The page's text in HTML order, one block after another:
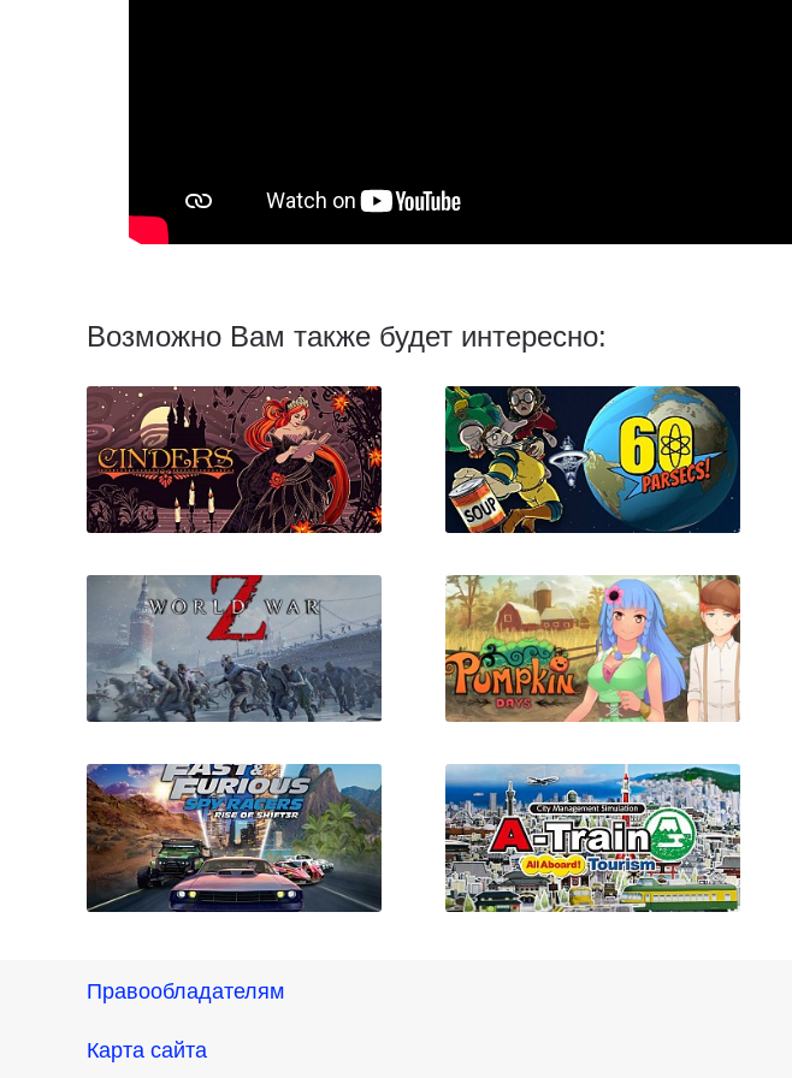
Возможно Вам также будет интересно:
World War Z Pumpkin Days
Правообладателям
Карта сайта